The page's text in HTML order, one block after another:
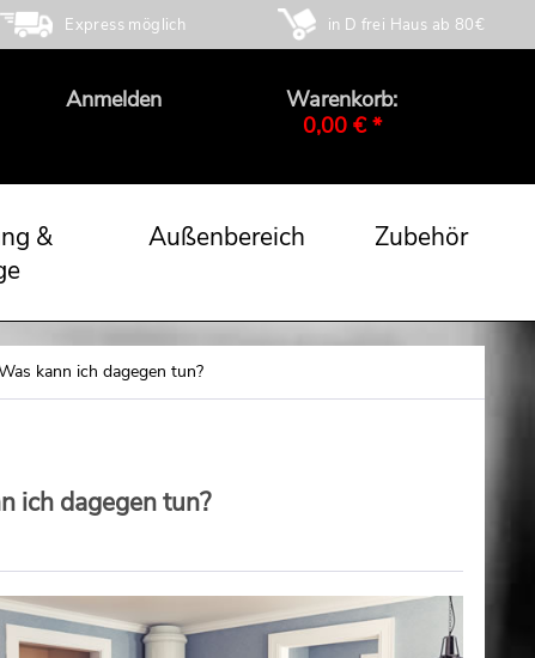
Express möglich in D frei Haus ab 80€
Anmelden
Warenkorb:
0,00 € *
&
Außenbereich Zubehör
kann ich dagegen tun?
ich dagegen tun?